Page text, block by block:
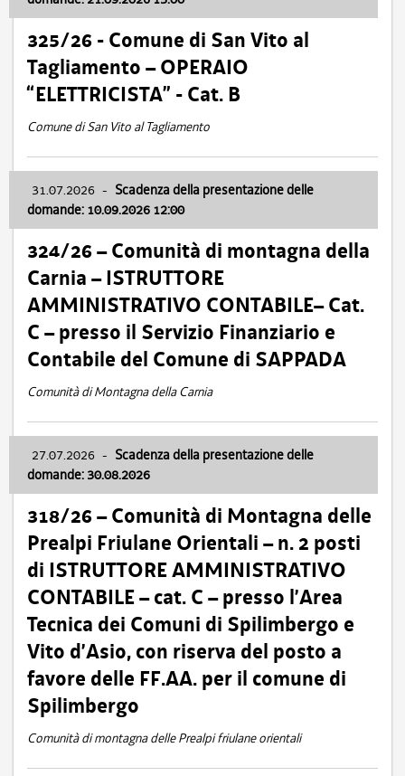
325/26 - Comune di San Vito al
Tagliamento – OPERAIO
“ELETTRICISTA” - Cat. B
Comune di San Vito al Tagliamento
31.07.2026 - Scadenza della presentazione delle
domande: 10.09.2026 12:00
324/26 – Comunità di montagna della
Carnia – ISTRUTTORE
AMMINISTRATIVO CONTABILE– Cat.
C – presso il Servizio Finanziario e
Contabile del Comune di SAPPADA
Comunità di Montagna della Carnia
27.07.2026 - Scadenza della presentazione delle
domande: 30.08.2026
318/26 – Comunità di Montagna delle
Prealpi Friulane Orientali – n. 2 posti
di ISTRUTTORE AMMINISTRATIVO
CONTABILE – cat. C – presso l’Area
Tecnica dei Comuni di Spilimbergo e
Vito d’Asio, con riserva del posto a
favore delle FF.AA. per il comune di
Spilimbergo
Comunità di montagna delle Prealpi friulane orientali